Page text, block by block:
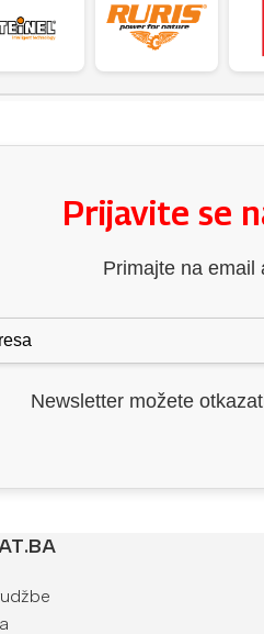
Prijavite se
Primajte na email
Newsletter možete